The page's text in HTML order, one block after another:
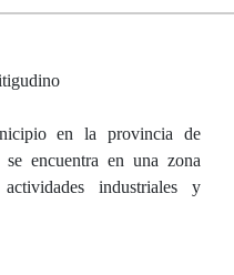
en la provincia de
encuentra en una zona
industriales y